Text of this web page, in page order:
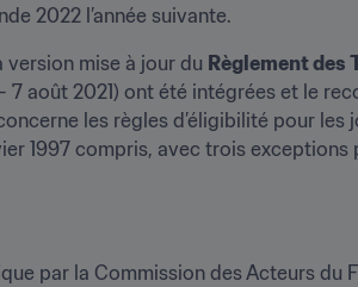
2022 l’année suivante.
version mise à jour du Règlement des
août 2021) ont été intégrées et le
les règles d’éligibilité pour
1997 compris, avec trois
par la Commission des Acteurs du